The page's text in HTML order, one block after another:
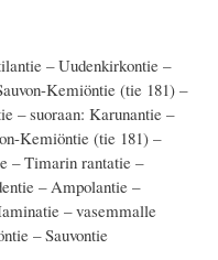
– Uudenkirkontie –
Kemiöntie (tie 181) –
– suoraan: Karunantie –
Kemiöntie (tie 181) –
– Timarin rantatie –
– Ampolantie –
– vasemmalle
– Sauvontie